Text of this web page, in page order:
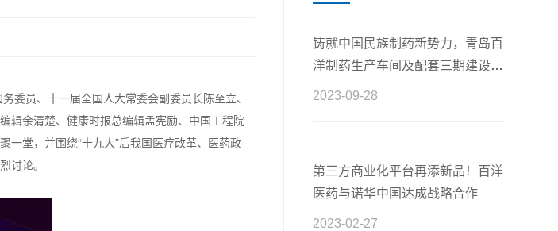
委员、十一届全国人大常委会副委员长陈至立、
辑余清楚、健康时报总编辑孟宪励、中国工程院
一堂，并围绕“十九大”后我国医疗改革、医药政
讨论。
铸就中国民族制药新势力，青岛百
洋制药生产车间及配套三期建设工
程正式开工
2023-09-28
第三方商业化平台再添新品！百洋
医药与诺华中国达成战略合作
2023-02-27